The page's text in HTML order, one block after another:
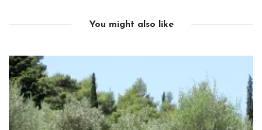
You might also like